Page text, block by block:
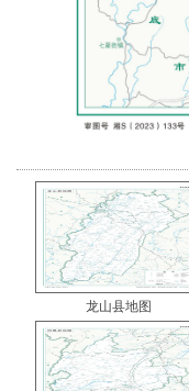
龙山县地图